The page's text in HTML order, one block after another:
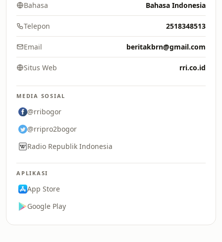
Bahasa Bahasa Indonesia
Telepon 2518348513
Email beritakbrn@gmail.com
Situs Web rri.co.id
MEDIA SOSIAL
@rribogor
@rripro2bogor
Radio Republik Indonesia
APLIKASI
App Store
Google Play